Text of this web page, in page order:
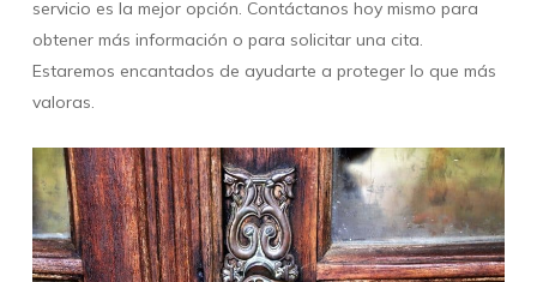
servicio es la mejor opción. Contáctanos hoy mismo para
obtener más información o para solicitar una cita.
Estaremos encantados de ayudarte a proteger lo que más
valoras.